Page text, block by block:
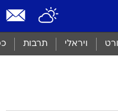
ויראלי תרבות